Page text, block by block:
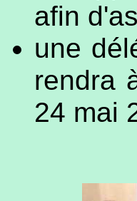
afin
une
rendra
24 mai